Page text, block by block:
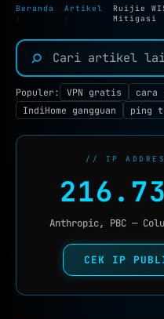
IP TOOLS
CEK IPV6
REVERSE IP
BLACKLIST CHECK
CEK KEBOCORAN VPN
DNS TOOLS
DNS LOOKUP
Beranda
›
Artikel
›
Ruijie
Mitigasi
⌕
Populer: VPN gratis cara
IndiHome gangguan
ping
// IP
Anthropic, PBC —
CEK IP